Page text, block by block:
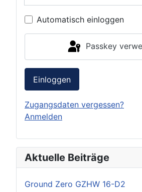
Automatisch einloggen
Passkey
Einloggen
Zugangsdaten vergessen?
Anmelden
Aktuelle Beiträge
Ground Zero GZHW 16-D2